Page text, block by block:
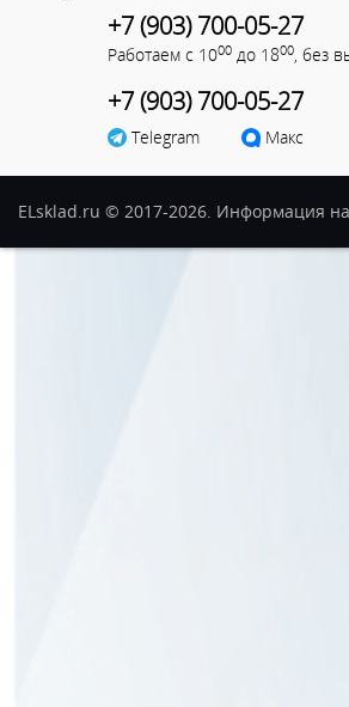
+7 (903) 700-05-27
Работаем с 1000 до 1800, без
+7 (903) 700-05-27
Telegram Макс
ELsklad.ru © 2017-2026. Информация